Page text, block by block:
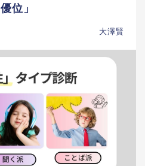
位」
大澤賢